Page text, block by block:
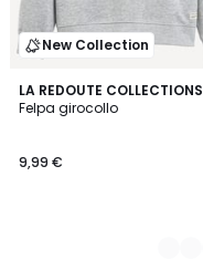
New Collection
LA REDOUTE COLLECTIONS
Felpa girocollo
9,99 €
5
Colori